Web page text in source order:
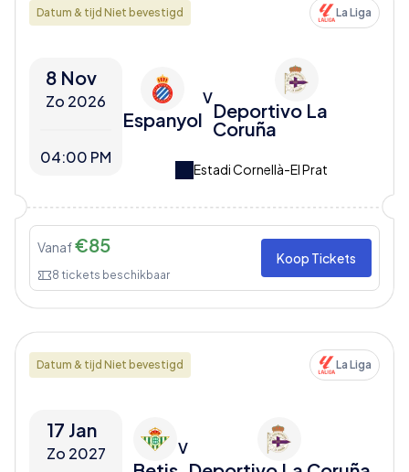
Datum & tijd Niet bevestigd La Liga
8 Nov
Zo 2026
04:00 PM
Espanyol
V
Deportivo La
Coruña
Estadi Cornellà-El Prat
Vanaf€85
8 tickets beschikbaar
Koop Tickets
Datum & tijd Niet bevestigd La Liga
17 Jan
Zo 2027 V